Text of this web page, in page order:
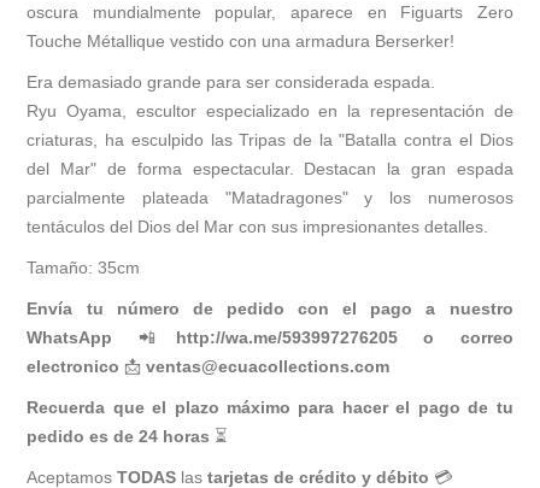
oscura mundialmente popular, aparece en Figuarts Zero
Touche Métallique vestido con una armadura Berserker!
Era demasiado grande para ser considerada espada.
Ryu Oyama, escultor especializado en la representación de
criaturas, ha esculpido las Tripas de la "Batalla contra el Dios
del Mar" de forma espectacular. Destacan la gran espada
parcialmente plateada "Matadragones" y los numerosos
tentáculos del Dios del Mar con sus impresionantes detalles.
Tamaño: 35cm
Envía tu número de pedido con el pago a nuestro
WhatsApp 📲 http://wa.me/593997276205 o correo
electronico 📩 ventas@ecuacollections.com
Recuerda que el plazo máximo para hacer el pago de tu
pedido es de 24 horas ⏳
AceptamosTODAS lastarjetas de crédito y débito 💳